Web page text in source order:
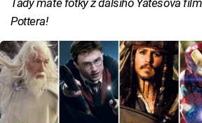
Tady máte fotky z dalšího Yatesova
Pottera!